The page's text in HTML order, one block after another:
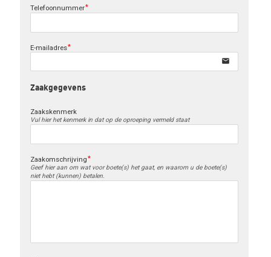
Telefoonnummer
E-mailadres
email
Zaakgegevens
Zaakskenmerk
Vul hier het kenmerk in dat op de oproeping vermeld staat
Zaakomschrijving
Geef hier aan om wat voor boete(s) het gaat, en waarom u de boete(s)
niet hebt (kunnen) betalen.